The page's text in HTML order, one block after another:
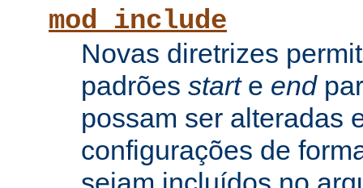
mod_include
Novas diretrizes
padrões starte end
possam ser alteradas
configurações de